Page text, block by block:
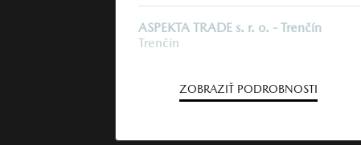
ASPEKTA TRADE s. r. o. - Trenčín
Trenčín
ZOBRAZIŤ PODROBNOSTI